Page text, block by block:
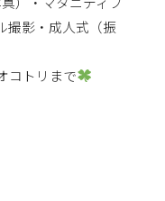
撮影・成人式（振
コトリまで